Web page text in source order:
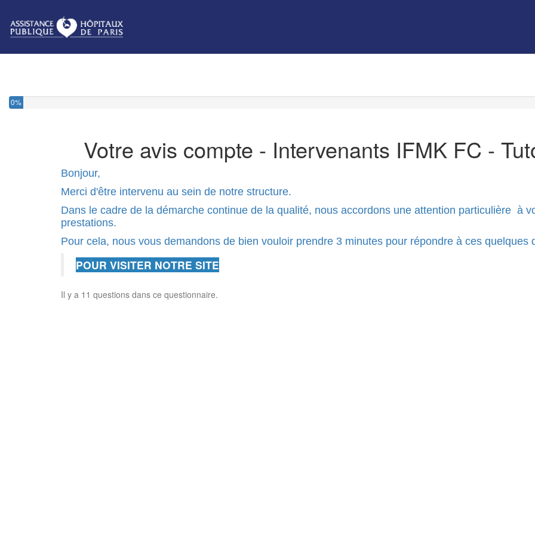
0%
Votre avis compte - Intervenants IFMK FC -
Bonjour,
Merci d'être intervenu au sein de notre structure.
Dans le cadre de la démarche continue de la qualité, nous accordons une attention particulière à
prestations.
Pour cela, nous vous demandons de bien vouloir prendre 3 minutes pour répondre à ces quelques
POUR VISITER NOTRE SITE
Il y a 11 questions dans ce questionnaire.